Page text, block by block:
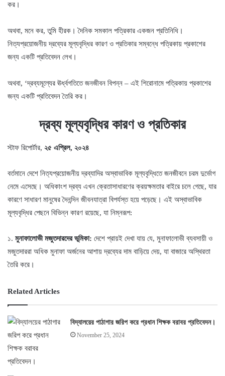
কর।
অথবা, মনে কর, তুমি হীরক। দৈনিক সমকাল পত্রিকার একজন প্রতিনিধি।
নিত্যপ্রয়োজনীয় দ্রব্যের মূল্যবৃদ্ধির কারণ ও প্রতিকার সম্বন্ধে পত্রিকায় প্রকাশের
জন্য একটি প্রতিবেদন লেখ।
অথবা, ‘দ্রব্যমূল্যের ঊর্ধ্বগতিতে জনজীবন বিপন্ন – এই শিরোনামে পত্রিকায় প্রকাশের
জন্য একটি প্রতিবেদন তৈরি কর।
দ্রব্য মূল্যবৃদ্ধির কারণ ও প্রতিকার
স্টাফ রিপোর্টার, ২৫ এপ্রিল, ২০২৪
বর্তমানে দেশে নিত্যপ্রয়োজনীয় দ্রব্যাদির অস্বাভাবিক মূল্যবৃদ্ধিতে জনজীবনে চরম দুর্ভোগ
নেমে এসেছে। অধিকাংশ দ্রব্য এখন ক্রেতাসাধারণের ক্রয়ক্ষমতার বাইরে চলে গেছে, যার
কারণে সাধারণ মানুষের দৈনন্দিন জীবনযাত্রা বিপর্যস্ত হয়ে পড়েছে। এই অস্বাভাবিক
মূল্যবৃদ্ধির পেছনে বিভিন্ন কারণ রয়েছে, যা নিম্নরূপ:
১. মুনাফালোভী মজুতদারদের ভূমিকা: দেশে প্রায়ই দেখা যায় যে, মুনাফালোভী ব্যবসায়ী ও
মজুতদাররা অধিক মুনাফা অর্জনের আশায় দ্রব্যের দাম বাড়িয়ে দেয়, যা বাজারে অস্থিরতা
তৈরি করে।
Related Articles
বিদ্যালয়ের পাঠাগার জরিপ করে প্রধান শিক্ষক বরাবর প্রতিবেদন।
November 25, 2024